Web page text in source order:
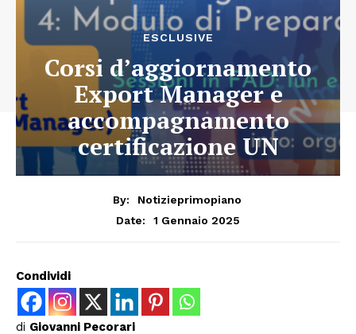
ESCLUSIVE
Corsi d’aggiornamento
Export Manager e
accompagnamento
certificazione UN
By:
Notizieprimopiano
Date:
1 Gennaio 2025
Condividi
di Giovanni Pecorari